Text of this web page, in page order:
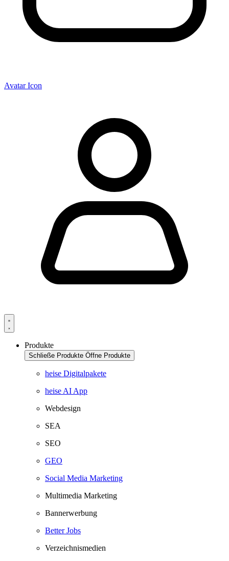
Avatar Icon
Produkte
Schließe Produkte Öffne Produkte
heise Digitalpakete
heise AI App
Webdesign
SEA
SEO
GEO
Social Media Marketing
Multimedia Marketing
Bannerwerbung
Better Jobs
Verzeichnismedien